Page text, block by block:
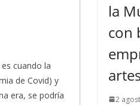
cuando la
de Covid) y
era, se podría
la
con
2